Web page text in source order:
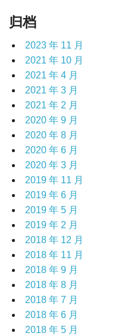
归档
2023 年 11 月
2021 年 10 月
2021 年 4 月
2021 年 3 月
2021 年 2 月
2020 年 9 月
2020 年 8 月
2020 年 6 月
2020 年 3 月
2019 年 11 月
2019 年 6 月
2019 年 5 月
2019 年 2 月
2018 年 12 月
2018 年 11 月
2018 年 9 月
2018 年 8 月
2018 年 7 月
2018 年 6 月
2018 年 5 月